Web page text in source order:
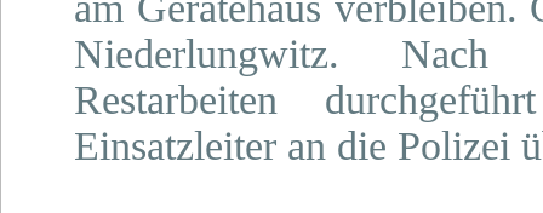
Niederlungwitz. Nach
Restarbeiten
Einsatzleiter an die Polizei